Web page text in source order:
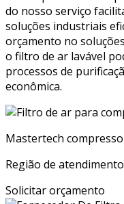
do nosso serviço
soluções industriais
orçamento no
o filtro de ar lavável
processos de
econômica.
Mastertech
Região de
Solicitar orçamento